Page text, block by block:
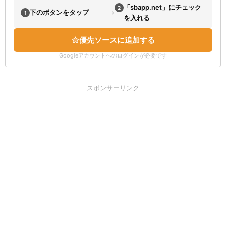
1 下のボタンをタップ › 2
「sbapp.net」にチェック
を入れる
優先ソースに追加する
Googleアカウントへのログインが必要です
スポンサーリンク